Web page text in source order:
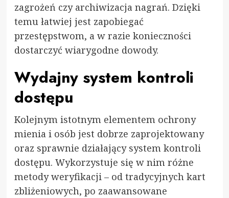
zagrożeń czy archiwizacja nagrań. Dzięki
temu łatwiej jest zapobiegać
przestępstwom, a w razie konieczności
dostarczyć wiarygodne dowody.
Wydajny system kontroli
dostępu
Kolejnym istotnym elementem ochrony
mienia i osób jest dobrze zaprojektowany
oraz sprawnie działający system kontroli
dostępu. Wykorzystuje się w nim różne
metody weryfikacji – od tradycyjnych kart
zbliżeniowych, po zaawansowane